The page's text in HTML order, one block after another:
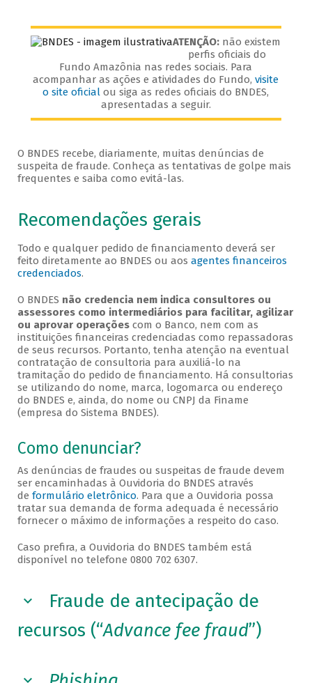
ATENÇÃO: não existem
perfis oficiais do
Fundo Amazônia nas redes sociais. Para
acompanhar as ações e atividades do Fundo,visite
o site oficial ou siga as redes oficiais do BNDES,
apresentadas a seguir.
O BNDES recebe, diariamente, muitas denúncias de
suspeita de fraude. Conheça as tentativas de golpe mais
frequentes e saiba como evitá-las.
Recomendações gerais
Todo e qualquer pedido de financiamento deverá ser
feito diretamente ao BNDES ou aos agentes financeiros
credenciados.
O BNDES não credencia nem indica consultores ou
assessores como intermediários para facilitar, agilizar
ou aprovar operaçõescom o Banco, nem com as
instituições financeiras credenciadas como repassadoras
de seus recursos. Portanto, tenha atenção na eventual
contratação de consultoria para auxiliá-lo na
tramitação do pedido de financiamento. Há consultorias
se utilizando do nome, marca, logomarca ou endereço
do BNDES e, ainda, do nome ou CNPJ da Finame
(empresa do Sistema BNDES).
Como denunciar?
As denúncias de fraudes ou suspeitas de fraude devem
ser encaminhadas à Ouvidoria do BNDES através
de formulário eletrônico. Para que a Ouvidoria possa
tratar sua demanda de forma adequada é necessário
fornecer o máximo de informações a respeito do caso.
Caso prefira, a Ouvidoria do BNDES também está
disponível no telefone 0800 702 6307.
Fraude de antecipação de
recursos (“Advance fee fraud”)